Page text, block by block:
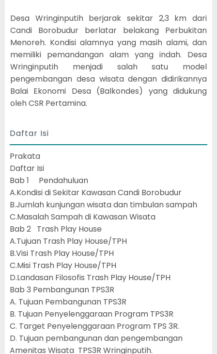
Desa Wringinputih berjarak sekitar 2,3 km dari
Candi Borobudur berlatar belakang Perbukitan
Menoreh. Kondisi alamnya yang masih alami, dan
memiliki pemandangan alam yang indah. Desa
Wringinputih menjadi salah satu model
pengembangan desa wisata dengan didirikannya
Balai Ekonomi Desa (Balkondes) yang didukung
oleh CSR Pertamina.
Daftar Isi
Prakata
Daftar Isi
Bab 1 Pendahuluan
A.Kondisi di Sekitar Kawasan Candi Borobudur
B.Jumlah kunjungan wisata dan timbulan sampah
C.Masalah Sampah di Kawasan Wisata
Bab 2 Trash Play House
A.Tujuan Trash Play House/TPH
B.Visi Trash Play House/TPH
C.Misi Trash Play House/TPH
D.Landasan Filosofis Trash Play House/TPH
Bab 3 Pembangunan TPS3R
A. Tujuan Pembangunan TPS3R
B. Tujuan Penyelenggaraan Program TPS3R
C. Target Penyelenggaraan Program TPS 3R.
D. Tujuan pembangunan dan pengembangan
Amenitas Wisata TPS3R Wringinputih.